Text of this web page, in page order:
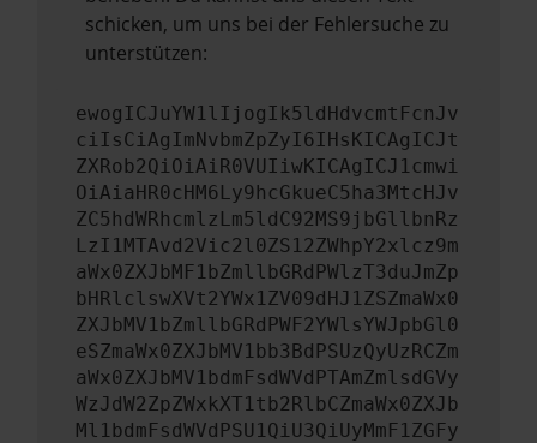
schicken, um uns bei der Fehlersuche zu
unterstützen:
ewogICJuYW1lIjogIk5ldHdvcmtFcnJv
ciIsCiAgImNvbmZpZyI6IHsKICAgICJt
ZXRob2QiOiAiR0VUIiwKICAgICJ1cmwi
OiAiaHR0cHM6Ly9hcGkueC5ha3MtcHJv
ZC5hdWRhcmlzLm5ldC92MS9jbGllbnRz
LzI1MTAvd2Vic2l0ZS12ZWhpY2xlcz9m
aWx0ZXJbMF1bZmllbGRdPWlzT3duJmZp
bHRlclswXVt2YWx1ZV09dHJ1ZSZmaWx0
ZXJbMV1bZmllbGRdPWF2YWlsYWJpbGl0
eSZmaWx0ZXJbMV1bb3BdPSUzQyUzRCZm
aWx0ZXJbMV1bdmFsdWVdPTAmZmlsdGVy
WzJdW2ZpZWxkXT1tb2RlbCZmaWx0ZXJb
Ml1bdmFsdWVdPSU1QiU3QiUyMmF1ZGFy